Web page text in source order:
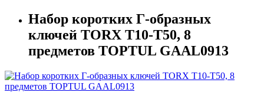
Набор коротких Г-образных
ключей TORX T10-T50, 8
предметов TOPTUL GAAL0913